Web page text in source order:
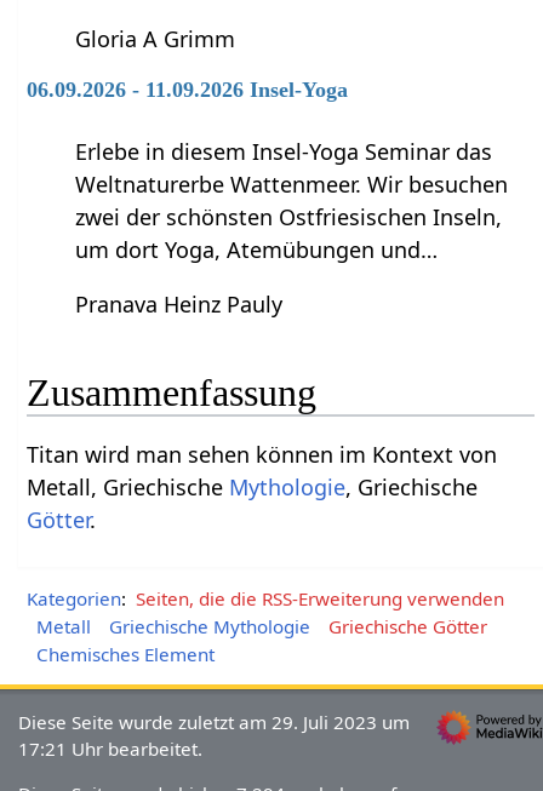
Gloria A Grimm
06.09.2026 - 11.09.2026 Insel-Yoga
Erlebe in diesem Insel-Yoga Seminar das
Weltnaturerbe Wattenmeer. Wir besuchen
zwei der schönsten Ostfriesischen Inseln,
um dort Yoga, Atemübungen und…
Pranava Heinz Pauly
Zusammenfassung
Titan‏‎ wird man sehen können im Kontext von
Metall, Griechische Mythologie, Griechische
Götter.
Kategorien: Seiten, die die RSS-Erweiterung verwenden
Metall
Griechische Mythologie
Griechische Götter
Chemisches Element
Diese Seite wurde zuletzt am 29. Juli 2023 um
17:21 Uhr bearbeitet.